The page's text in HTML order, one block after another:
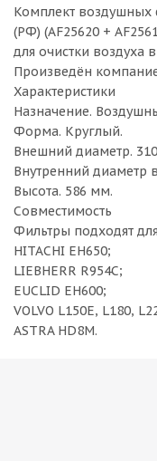
Комплект воздушных
(РФ) (AF25620 +
для очистки воздуха
Произведён
Характеристики
Назначение.
Форма. Круглый.
Внешний диаметр.
Внутренний диаметр
Высота. 586 мм.
Совместимость
Фильтры подходят
HITACHI EH650;
LIEBHERR R954C;
EUCLID EH600;
VOLVO L150E, L180,
ASTRA HD8M.